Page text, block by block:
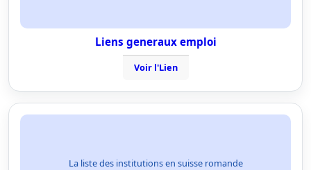
Liens generaux emploi
Voir l'Lien
La liste des institutions en suisse romande